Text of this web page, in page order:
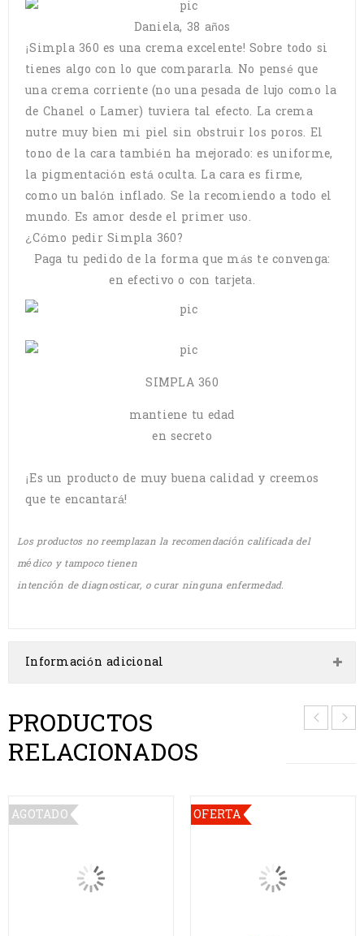
Daniela, 38 años
¡Simpla 360 es una crema excelente! Sobre todo si
tienes algo con lo que compararla. No pensé que
una crema corriente (no una pesada de lujo como la
de Chanel o Lamer) tuviera tal efecto. La crema
nutre muy bien mi piel sin obstruir los poros. El
tono de la cara también ha mejorado: es uniforme,
la pigmentación está oculta. La cara es firme,
como un balón inflado. Se la recomiendo a todo el
mundo. Es amor desde el primer uso.
¿Cómo pedir Simpla 360?
Paga tu pedido de la forma que más te convenga:
en efectivo o con tarjeta.
SIMPLA 360
mantiene tu edad
en secreto
¡Es un producto de muy buena calidad y creemos
que te encantará!
Los productos no reemplazan la recomendación calificada del
médico y tampoco tienen
intención de diagnosticar, o curar ninguna enfermedad.
Información adicional
PRODUCTOS
RELACIONADOS
AGOTADO OFERTA